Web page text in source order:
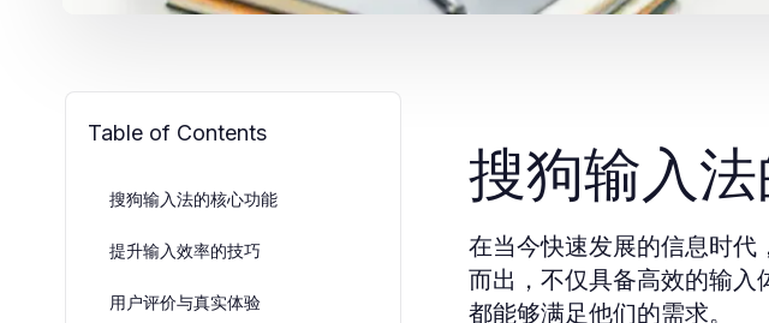
Table of Contents
搜狗输入法的核心功能
提升输入效率的技巧
用户评价与真实体验
搜狗输入
在当今快速发展的信息时代
而出，不仅具备高效的输
都能够满足他们的需求。